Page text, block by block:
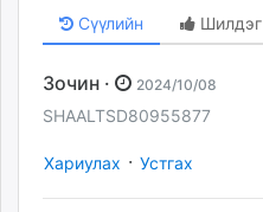
Сүүлийн Шилдэг
Зочин · 2024/10/08
SHAALTSD80955877
Хариулах · Устгах